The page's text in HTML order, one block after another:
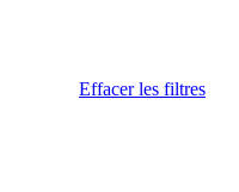
Effacer les filtres